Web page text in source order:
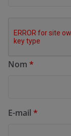
Nom *
E-mail *